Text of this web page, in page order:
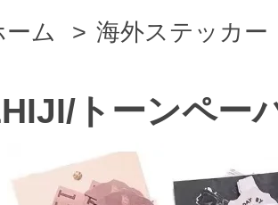
ーム > 海外ステッカー
トーンペー